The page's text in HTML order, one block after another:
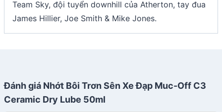
Team Sky, đội tuyển downhill của Atherton, tay đua
James Hillier, Joe Smith & Mike Jones.
Đánh giá Nhớt Bôi Trơn Sên Xe Đạp Muc-Off C3
Ceramic Dry Lube 50ml